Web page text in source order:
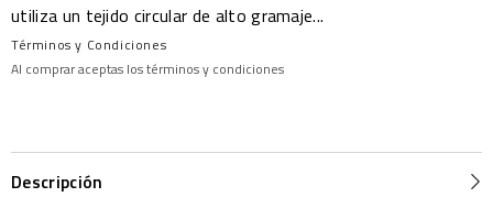
utiliza un tejido circular de alto gramaje...
Términos y Condiciones
Al comprar aceptas los términos y condiciones
Descripción